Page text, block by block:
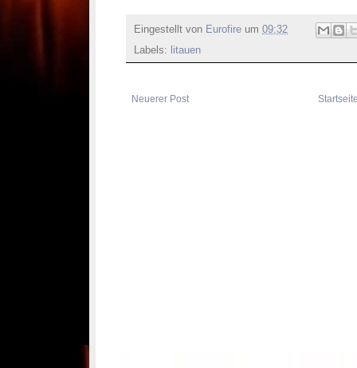
Eingestellt von Eurofire um 09:32
Labels:
litauen
Neuerer Post